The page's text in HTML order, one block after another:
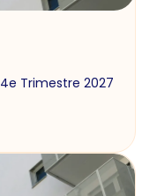
4e Trimestre 2027